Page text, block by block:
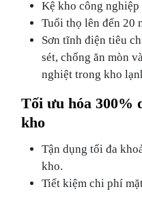
Kệ kho công
Tuổi thọ lên đến 20
Sơn tĩnh điện tiêu
sét, chống ăn mòn
nghiệt trong kho
Tối ưu hóa 300%
kho
Tận dụng tối đa
kho.
Tiết kiệm chi phí